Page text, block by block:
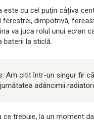
este cu cel puțin câțiva
ferestrei, dimpotrivă,
va juca rolul unui ecran
baterii la sticlă.
Am citit într-un singur fir
adâncimii
ce trebuie, la un moment